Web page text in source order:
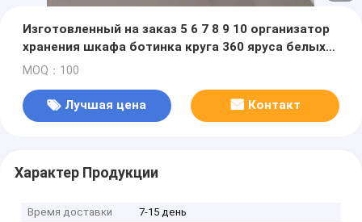
Изготовленный на заказ 5 6 7 8 9 10 организатор
хранения шкафа ботинка круга 360 яруса белых
вращая
MOQ：100
Лучшая цена Контакт
Характер Продукции
Время доставки
7-15 день